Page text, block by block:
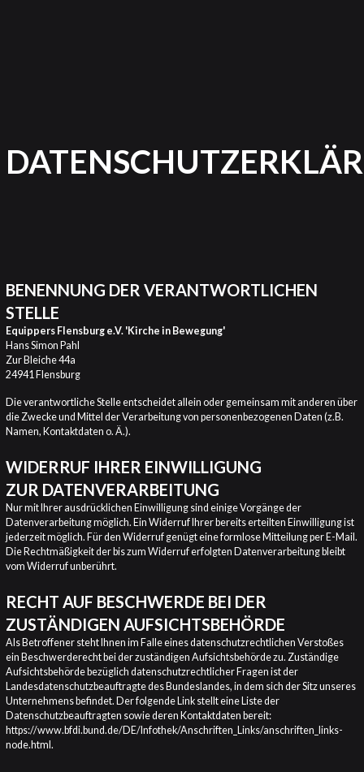
BENENNUNG DER VERANTWORTLICHEN
STELLE
Equippers Flensburg e.V. 'Kirche in Bewegung'
Hans Simon Pahl
Zur Bleiche 44a
24941 Flensburg ​
Die verantwortliche Stelle entscheidet allein oder gemeinsam mit anderen über
die Zwecke und Mittel der Verarbeitung von personenbezogenen Daten (z.B.
Namen, Kontaktdaten o. Ä.).
WIDERRUF IHRER EINWILLIGUNG
ZUR DATENVERARBEITUNG
Nur mit Ihrer ausdrücklichen Einwilligung sind einige Vorgänge der
Datenverarbeitung möglich. Ein Widerruf Ihrer bereits erteilten Einwilligung ist
jederzeit möglich. Für den Widerruf genügt eine formlose Mitteilung per E-Mail.
Die Rechtmäßigkeit der bis zum Widerruf erfolgten Datenverarbeitung bleibt
vom Widerruf unberührt.
RECHT AUF BESCHWERDE BEI DER
ZUSTÄNDIGEN AUFSICHTSBEHÖRDE
Als Betroffener steht Ihnen im Falle eines datenschutzrechtlichen Verstoßes
ein Beschwerderecht bei der zuständigen Aufsichtsbehörde zu. Zuständige
Aufsichtsbehörde bezüglich datenschutzrechtlicher Fragen ist der
Landesdatenschutzbeauftragte des Bundeslandes, in dem sich der Sitz unseres
Unternehmens befindet. Der folgende Link stellt eine Liste der
Datenschutzbeauftragten sowie deren Kontaktdaten bereit:
https://www.bfdi.bund.de/DE/Infothek/Anschriften_Links/anschriften_links-
node.html.